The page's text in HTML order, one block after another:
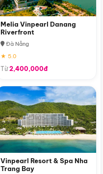
Melia Vinpearl Danang
Riverfront
Đà Nẵng
★ 5.0
Từ2,400,000đ
Vinpearl Resort & Spa Nha
Trang Bay